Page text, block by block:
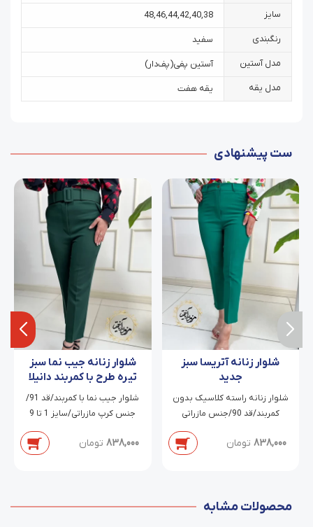
سایز 38
,
40
,
42
,
44
,
46
,
48
رنگبندی سفید
مدل آستین آستین پفی‌(پف‌دار)
مدل یقه یقه هفت
ست پیشنهادی
شلوار زنانه آتریسا سبز
جدید
شلوار زنانه راسته کلاسیک بدون
کمربند/قد 90/جنس مازراتی
838,000 تومان
شلوار زنانه جیب نما سبز
تیره طرح با کمربند دانیلا
شلوار جیب نما با کمربند/قد 91/
جنس کرپ مازراتی/سایز 1 تا 9
838,000 تومان
محصولات مشابه